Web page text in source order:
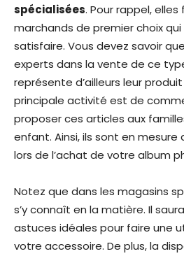
spécialisées. Pour rappel,
marchands de premier choix
satisfaire. Vous devez savoir
experts dans la vente de ce
représente d’ailleurs leur
principale activité est de
proposer ces articles aux
enfant. Ainsi, ils sont en mesure
lors de l’achat de votre album
Notez que dans les magasins
s’y connaît en la matière. Il
astuces idéales pour faire une
votre accessoire. De plus, la